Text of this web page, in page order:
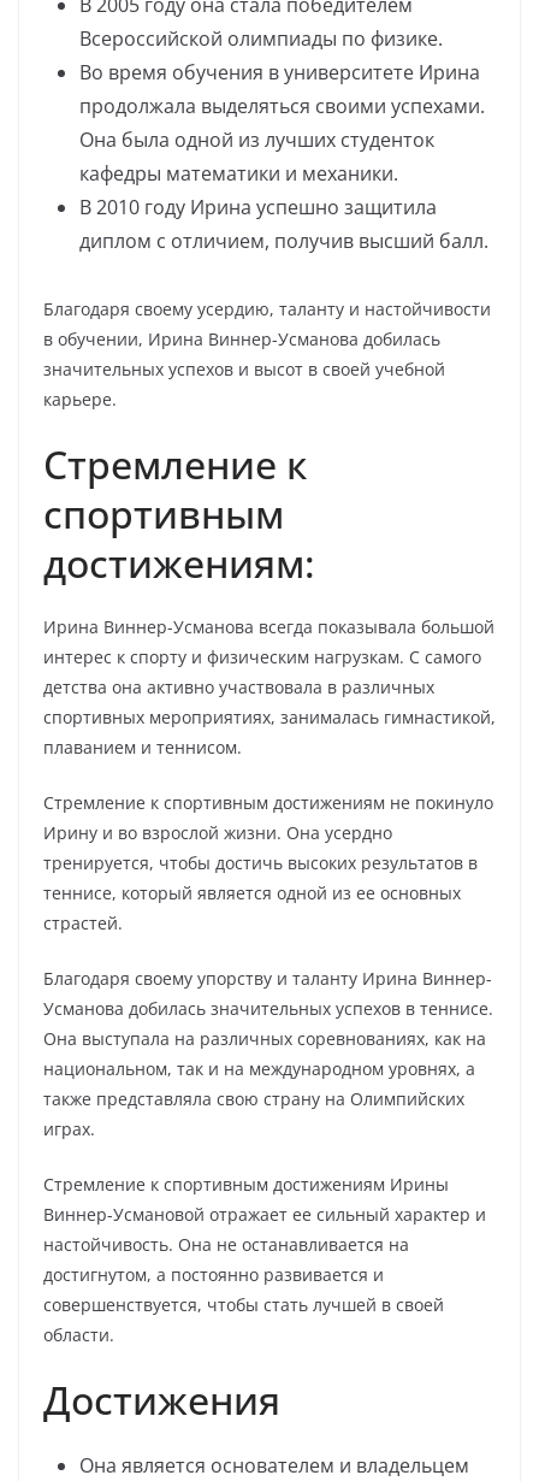
Всероссийской олимпиады по физике.
Во время обучения в университете Ирина
продолжала выделяться своими успехами.
Она была одной из лучших студенток
кафедры математики и механики.
В 2010 году Ирина успешно защитила
диплом с отличием, получив высший балл.
Благодаря своему усердию, таланту и настойчивости
в обучении, Ирина Виннер-Усманова добилась
значительных успехов и высот в своей учебной
карьере.
Стремление к
спортивным
достижениям:
Ирина Виннер-Усманова всегда показывала большой
интерес к спорту и физическим нагрузкам. С самого
детства она активно участвовала в различных
спортивных мероприятиях, занималась гимнастикой,
плаванием и теннисом.
Стремление к спортивным достижениям не покинуло
Ирину и во взрослой жизни. Она усердно
тренируется, чтобы достичь высоких результатов в
теннисе, который является одной из ее основных
страстей.
Благодаря своему упорству и таланту Ирина Виннер-
Усманова добилась значительных успехов в теннисе.
Она выступала на различных соревнованиях, как на
национальном, так и на международном уровнях, а
также представляла свою страну на Олимпийских
играх.
Стремление к спортивным достижениям Ирины
Виннер-Усмановой отражает ее сильный характер и
настойчивость. Она не останавливается на
достигнутом, а постоянно развивается и
совершенствуется, чтобы стать лучшей в своей
области.
Достижения
Она является основателем и владельцем